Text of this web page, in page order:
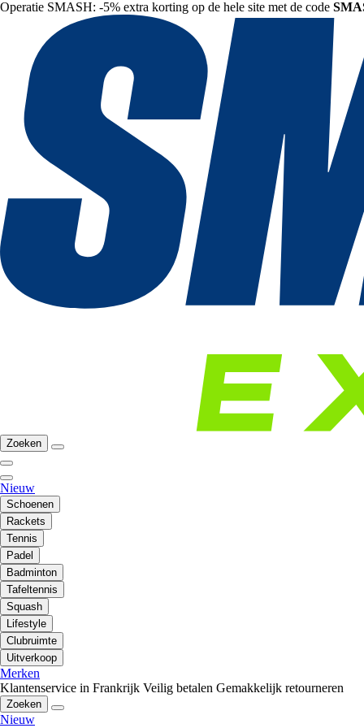
Operatie SMASH: -5% extra korting op de hele site met de code
Zoeken
Nieuw
Schoenen
Rackets
Tennis
Padel
Badminton
Tafeltennis
Squash
Lifestyle
Clubruimte
Uitverkoop
Merken
Klantenservice in Frankrijk Veilig betalen Gemakkelijk retourneren
Zoeken
Nieuw